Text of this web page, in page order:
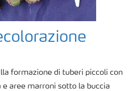
formazione di tuberi piccoli con
e aree marroni sotto la buccia